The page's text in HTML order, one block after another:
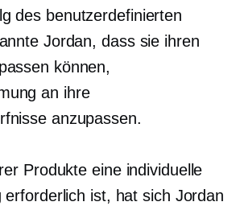
des benutzerdefinierten
Jordan, dass sie ihren
können,
an ihre
anzupassen.
Produkte eine individuelle
erforderlich ist, hat sich Jordan